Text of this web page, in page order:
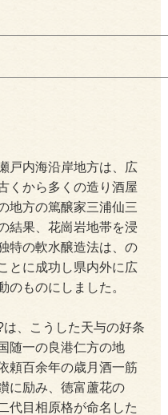
戸内海沿岸地方は、広
くから多くの造り酒屋
地方の篤醸家三浦仙三
結果、花崗岩地帯を浸
特の軟水醸造法は、の
とに成功し県内外に広
のものにしました。
、こうした天与の好条
随一の良港仁方の地
頼百余年の歳月酒一筋
に励み、徳富蘆花の
代目相原格が命名した